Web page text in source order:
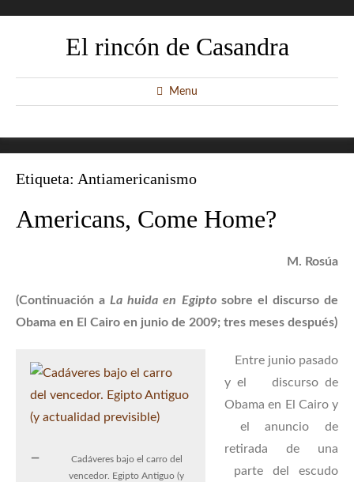
El rincón de Casandra
Menu
Etiqueta: Antiamericanismo
Americans, Come Home?
M. Rosúa
(Continuación aLa huida en Egipto sobre el discurso de
Obama en El Cairo en junio de 2009; tres meses después)
Cadáveres bajo el carro del
vencedor. Egipto Antiguo (y
Entre junio pasado
y el discurso de
Obama en El Cairo y
el anuncio de
retirada de una
parte del escudo